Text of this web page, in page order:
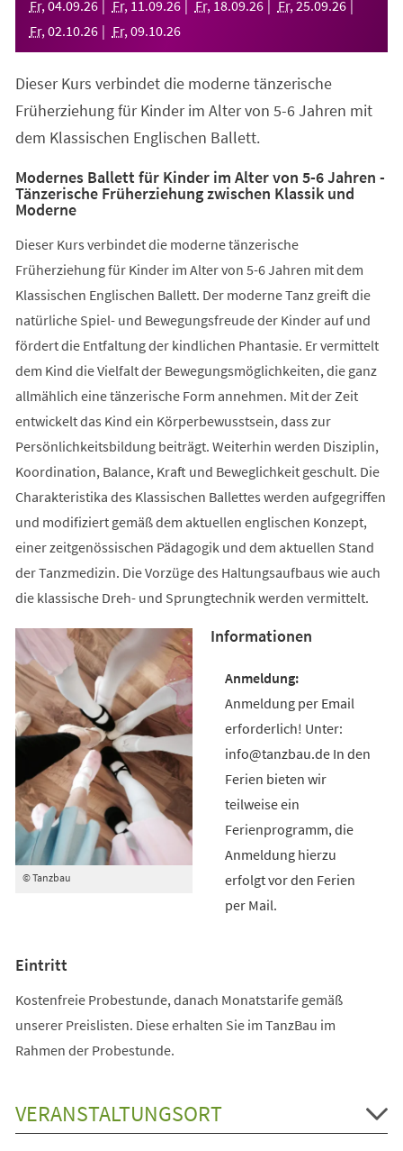
Fr, 04.09.26 Fr, 11 .09.26 Fr, 18.09.26 Fr, 25.09.26
Fr, 02.10.26 Fr, 09.10.26
Dieser Kurs verbindet die moderne tänzerische
Früherziehung für Kinder im Alter von 5-6 Jahren mit
dem Klassischen Englischen Ballett.
Modernes Ballett für Kinder im Alter von 5-6 Jahren -
Tänzerische Früherziehung zwischen Klassik und
Moderne
Dieser Kurs verbindet die moderne tänzerische
Früherziehung für Kinder im Alter von 5-6 Jahren mit dem
Klassischen Englischen Ballett. Der moderne Tanz greift die
natürliche Spiel- und Bewegungsfreude der Kinder auf und
fördert die Entfaltung der kindlichen Phantasie. Er vermittelt
dem Kind die Vielfalt der Bewegungsmöglichkeiten, die ganz
allmählich eine tänzerische Form annehmen. Mit der Zeit
entwickelt das Kind ein Körperbewusstsein, dass zur
Persönlichkeitsbildung beiträgt. Weiterhin werden Disziplin,
Koordination, Balance, Kraft und Beweglichkeit geschult. Die
Charakteristika des Klassischen Ballettes werden aufgegriffen
und modifiziert gemäß dem aktuellen englischen Konzept,
einer zeitgenössischen Pädagogik und dem aktuellen Stand
der Tanzmedizin. Die Vorzüge des Haltungsaufbaus wie auch
die klassische Dreh- und Sprungtechnik werden vermittelt.
© Tanzbau
Informationen
Anmeldung per Email
erforderlich! Unter:
info@tanzbau.de In den
Ferien bieten wir
teilweise ein
Ferienprogramm, die
Anmeldung hierzu
erfolgt vor den Ferien
per Mail.
Eintritt
Kostenfreie Probestunde, danach Monatstarife gemäß
unserer Preislisten. Diese erhalten Sie im TanzBau im
Rahmen der Probestunde.
VERANSTALTUNGSORT